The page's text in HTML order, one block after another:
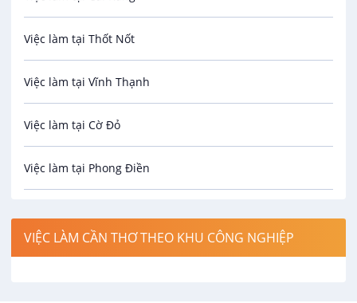
Bưu chính viễn thông
Cơ khí
Công nghệ sinh học
Công nghệ thực phẩm
Điện / Điện tử / Điện lạnh
Hàng hải / Hàng không
Việc làm tại Thốt Nốt
Việc làm tại Vĩnh Thạnh
Việc làm tại Cờ Đỏ
Việc làm tại Phong Điền
Việc làm tại Cái Khế
VIỆC LÀM CẦN THƠ THEO KHU CÔNG NGHIỆP